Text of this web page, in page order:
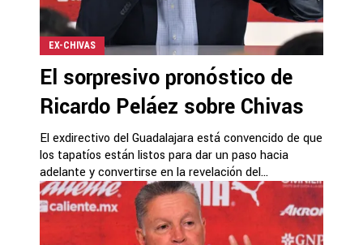
EX-CHIVAS
El sorpresivo pronóstico de
Ricardo Peláez sobre Chivas
El exdirectivo del Guadalajara está convencido de que
los tapatíos están listos para dar un paso hacia
adelante y convertirse en la revelación del...